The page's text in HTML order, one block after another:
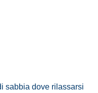
sabbia dove rilassarsi